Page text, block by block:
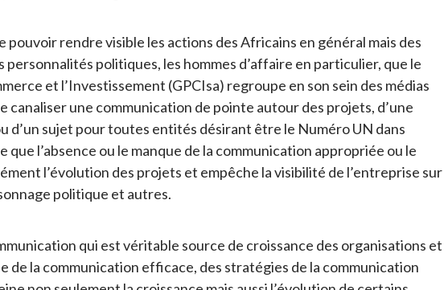
pouvoir rendre visible les actions des Africains en général mais des
politiques, les hommes d’affaire en particulier, que le
et l’Investissement (GPCIsa) regroupe en son sein des médias
une communication de pointe autour des projets, d’une
d’un sujet pour toutes entités désirant être le Numéro UN dans
que l’absence ou le manque de la communication appropriée ou le
l’évolution des projets et empêche la visibilité de l’entreprise sur
politique et autres.
qui est véritable source de croissance des organisations et
de la communication efficace, des stratégies de la communication